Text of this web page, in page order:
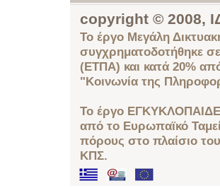
copyright © 2008,
Το έργο Μεγάλη
συγχρηματοδοτήθηκε
(ΕΤΠΑ) και κατά 20%
"Κοινωνία της
Το έργο
από το Ευρωπαϊκό
πόρους στο πλαίσιο
ΚΠΣ.